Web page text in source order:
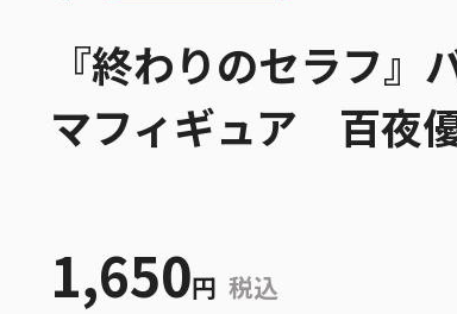
『終わりのセラフ』
マフィギュア 百夜
1,650円 税込